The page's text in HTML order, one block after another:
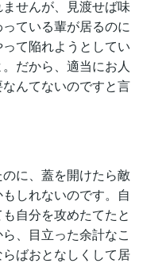
せんが、見渡せば味
ている輩が居るのに
て陥れようとしてい
だから、適当にお人
んてないのですと言
に、蓋を開けたら敵
しれないのです。自
自分を攻めたてたと
、目立った余計なこ
ばおとなしくして居